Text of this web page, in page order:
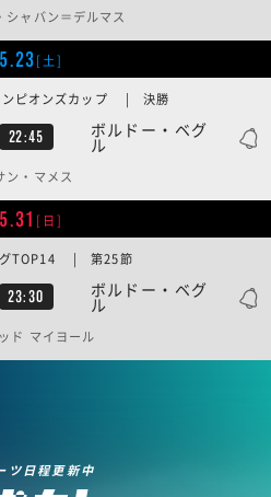
シャバン＝デルマス
[土]
22:45 ボルドー・ベグ
ル
ンピオンズカップ | 決勝
ン・マメス
[日]
23:30 ボルドー・ベグ
ル
グTOP14 | 第25節
ド マイヨール
ツ日程更新中